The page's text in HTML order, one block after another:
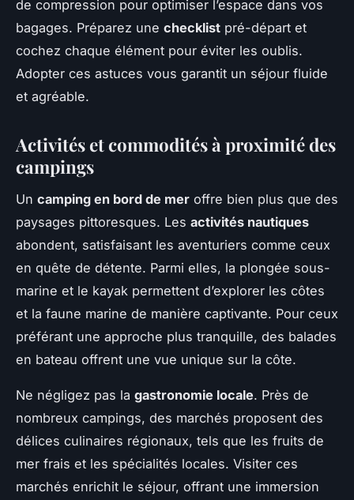
de compression pour optimiser l’espace dans vos
bagages. Préparez une checklist pré-départ et
cochez chaque élément pour éviter les oublis.
Adopter ces astuces vous garantit un séjour fluide
et agréable.
Activités et commodités à proximité des
campings
Un camping en bord de mer offre bien plus que des
paysages pittoresques. Les activités nautiques
abondent, satisfaisant les aventuriers comme ceux
en quête de détente. Parmi elles, la plongée sous-
marine et le kayak permettent d’explorer les côtes
et la faune marine de manière captivante. Pour ceux
préférant une approche plus tranquille, des balades
en bateau offrent une vue unique sur la côte.
Ne négligez pas la gastronomie locale. Près de
nombreux campings, des marchés proposent des
délices culinaires régionaux, tels que les fruits de
mer frais et les spécialités locales. Visiter ces
marchés enrichit le séjour, offrant une immersion